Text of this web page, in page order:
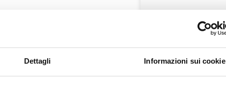
Dettagli Informazioni sui cookie